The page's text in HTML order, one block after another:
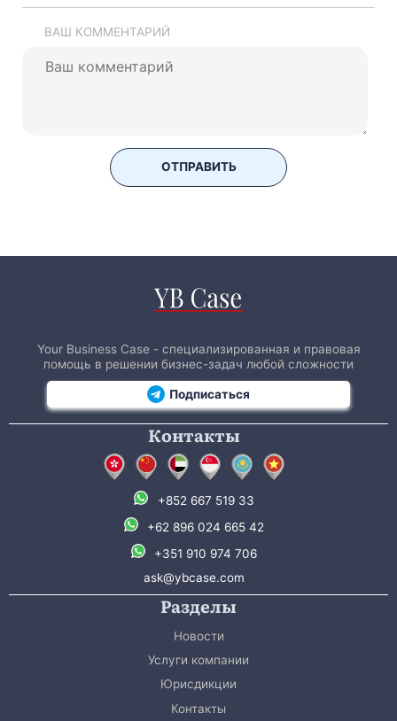
ВАШ КОММЕНТАРИЙ
ОТПРАВИТЬ
Your Business Case - специализированная и правовая
помощь в решении бизнес-задач любой сложности
Подписаться
Контакты
+852 667 519 33
+62 896 024 665 42
+351 910 974 706
ask@ybcase.com
Разделы
Новости
Услуги компании
Юрисдикции
Контакты